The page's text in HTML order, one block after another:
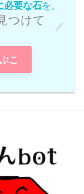
必要な石を。
つけて
こ